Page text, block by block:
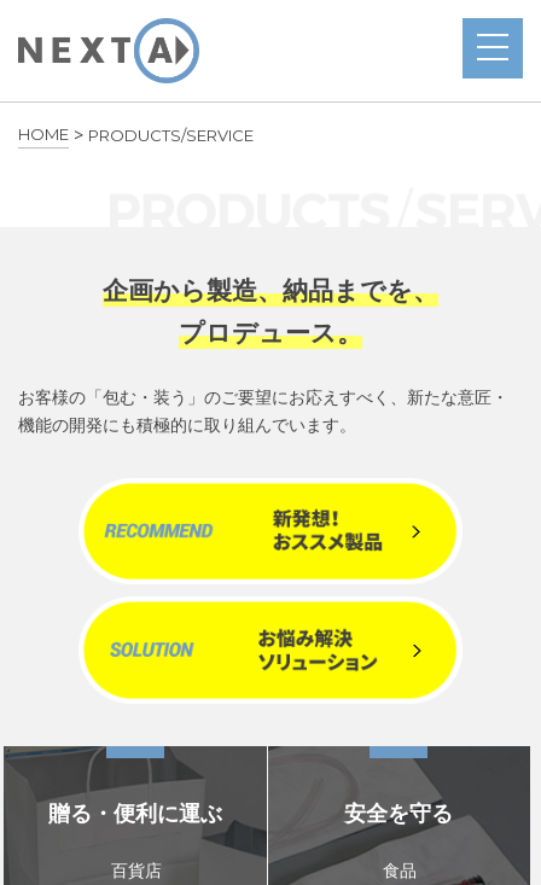
HOME > PRODUCTS/SERVICE
企画から製造、納品までを、
プロデュース。
お客様の「包む・装う」のご要望にお応えすべく、 新たな意匠・
機能の開発にも積極的に取り組んでいます。
贈る・便利に運ぶ
百貨店
安全を守る
食品